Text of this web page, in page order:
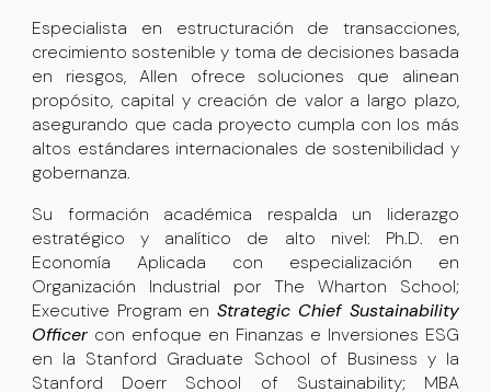
Especialista en estructuración de transacciones,
crecimiento sostenible y toma de decisiones basada
en riesgos, Allen ofrece soluciones que alinean
propósito, capital y creación de valor a largo plazo,
asegurando que cada proyecto cumpla con los más
altos estándares internacionales de sostenibilidad y
gobernanza.
Su formación académica respalda un liderazgo
estratégico y analítico de alto nivel: Ph.D. en
Economía Aplicada con especialización en
Organización Industrial por The Wharton School;
Executive Program en Strategic Chief Sustainability
Officercon enfoque en Finanzas e Inversiones ESG
en la Stanford Graduate School of Business y la
Stanford Doerr School of Sustainability; MBA